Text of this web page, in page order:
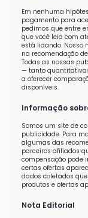
Em nenhuma
pagamento para
pedimos que entre
que você leia com
está lidando. Nosso
na recomendação
Todas as nossas
— tanto
a oferecer
disponíveis.
Informação
Somos um site de
publicidade. Para
algumas das
parceiros afiliados
compensação pode
certas ofertas
dados coletados
produtos e ofertas
Nota Editorial